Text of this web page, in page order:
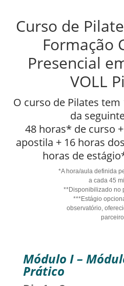
Curso de
Formação
Presencial
VOLL
O curso de Pilates
da
48 horas* de curso
apostila + 16 horas
horas de
*A hora/aula definida
a cada 45
**Disponibilizado no
***Estágio
observatório,
Módulo I –
Prático